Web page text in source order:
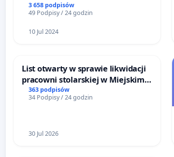
3 658 podpisów
49 Podpisy / 24 godzin
10 Jul 2024
List otwarty w sprawie likwidacji
pracowni stolarskiej w Miejskim
Teatrze Miniatura w Gdańsku
363 podpisów
34 Podpisy / 24 godzin
30 Jul 2026